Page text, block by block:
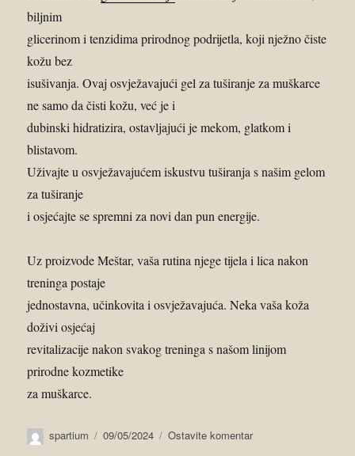
biljnim
glicerinom i tenzidima prirodnog podrijetla, koji nježno čiste
kožu bez
isušivanja. Ovaj osvježavajući gel za tuširanje za muškarce
ne samo da čisti kožu, već je i
dubinski hidratizira, ostavljajući je mekom, glatkom i
blistavom.
Uživajte u osvježavajućem iskustvu tuširanja s našim gelom
za tuširanje
i osjećajte se spremni za novi dan pun energije.
Uz proizvode Meštar, vaša rutina njege tijela i lica nakon
treninga postaje
jednostavna, učinkovita i osvježavajuća. Neka vaša koža
doživi osjećaj
revitalizacije nakon svakog treninga s našom linijom
prirodne kozmetike
za muškarce.
spartium 09/05/2024 Ostavite komentar